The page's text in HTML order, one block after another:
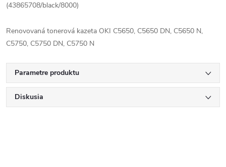
(43865708/black/8000)
Renovovaná tonerová kazeta OKI C5650, C5650 DN, C5650 N,
C5750, C5750 DN, C5750 N
Parametre produktu
Diskusia